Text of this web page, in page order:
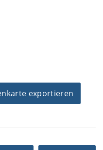
exportieren